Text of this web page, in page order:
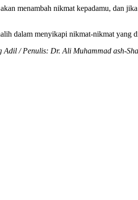
menambah nikmat kepadamu, dan
dalam menyikapi nikmat-nikmat yang
/ Penulis: Dr. Ali Muhammad ash-